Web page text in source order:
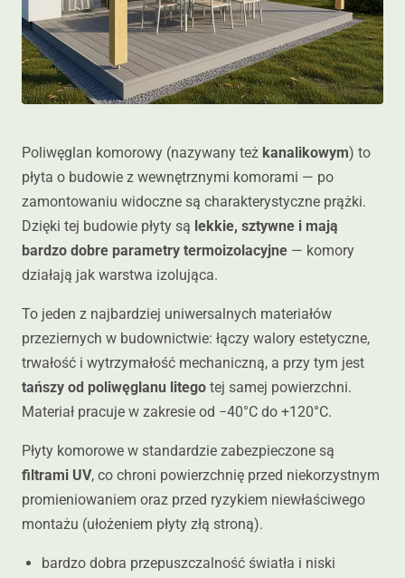
Poliwęglan komorowy (nazywany też kanalikowym) to
płyta o budowie z wewnętrznymi komorami — po
zamontowaniu widoczne są charakterystyczne prążki.
Dzięki tej budowie płyty są lekkie, sztywne i mają
bardzo dobre parametry termoizolacyjne — komory
działają jak warstwa izolująca.
To jeden z najbardziej uniwersalnych materiałów
przeziernych w budownictwie: łączy walory estetyczne,
trwałość i wytrzymałość mechaniczną, a przy tym jest
tańszy od poliwęglanu litego tej samej powierzchni.
Materiał pracuje w zakresie od −40°C do +120°C.
Płyty komorowe w standardzie zabezpieczone są
filtrami UV, co chroni powierzchnię przed niekorzystnym
promieniowaniem oraz przed ryzykiem niewłaściwego
montażu (ułożeniem płyty złą stroną).
bardzo dobra przepuszczalność światła i niski